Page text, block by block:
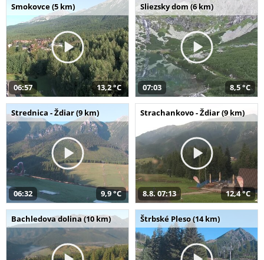
Smokovce (5 km)
06:57 13,2 °C
Sliezsky dom (6 km)
07:03 8,5 °C
Strednica - Ždiar (9 km)
06:32 9,9 °C
Strachankovo - Ždiar (9 km)
8.8. 07:13 12,4 °C
Bachledova dolina (10 km) Štrbské Pleso (14 km)